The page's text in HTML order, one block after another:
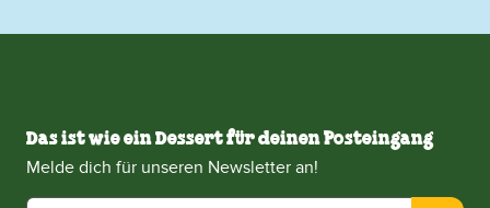
Das ist wie ein Dessert für deinen Posteingang
Melde dich für unseren Newsletter an!